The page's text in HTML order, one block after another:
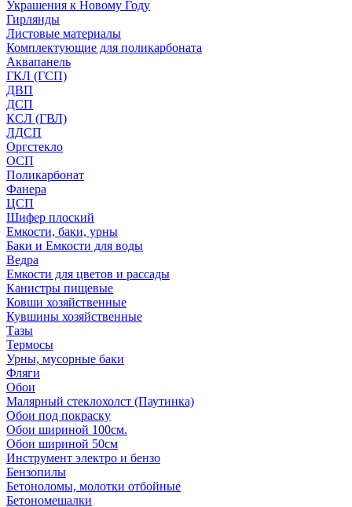
Украшения к Новому Году
Гирлянды
Листовые материалы
Комплектующие для поликарбоната
Аквапанель
ГКЛ (ГСП)
ДВП
ДСП
КСЛ (ГВЛ)
ЛДСП
Оргстекло
ОСП
Поликарбонат
Фанера
ЦСП
Шифер плоский
Емкости, баки, урны
Баки и Емкости для воды
Ведра
Емкости для цветов и рассады
Канистры пищевые
Ковши хозяйственные
Кувшины хозяйственные
Тазы
Термосы
Урны, мусорные баки
Фляги
Обои
Малярный стеклохолст (Паутинка)
Обои под покраску
Обои шириной 100см.
Обои шириной 50см
Инструмент электро и бензо
Бензопилы
Бетоноломы, молотки отбойные
Бетономешалки